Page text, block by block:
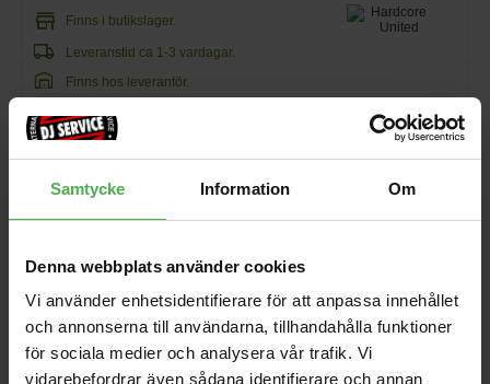
Samtycke Information Om
Denna webbplats använder cookies
Vi använder enhetsidentifierare för att anpassa innehållet
och annonserna till användarna, tillhandahålla funktioner
för sociala medier och analysera vår trafik. Vi
vidarebefordrar även sådana identifierare och annan
store Finns i butikslager.
local_shipping Leveranstid ca 1-3 vardagar.
warehouse Finns hos leverantör.
350 kr
99 kr/st
shopping_cart
Andra som handlade Hardcore United Corry Black T-Shirt XS